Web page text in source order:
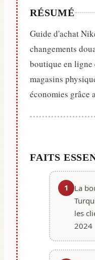
RÉSUMÉ
Guide d'achat
changements
boutique en ligne
magasins
économies grâce
FAITS
1
La
les
2024